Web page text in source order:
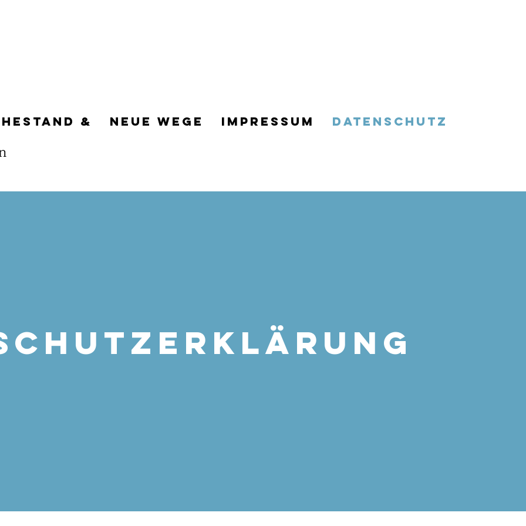
& neue Wege Impressum Datenschutz